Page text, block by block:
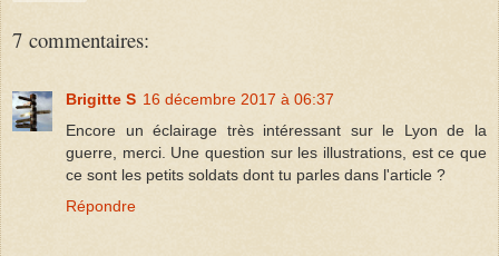
7 commentaires:
Brigitte S 16 décembre 2017 à 06:37
Encore un éclairage très intéressant sur le Lyon de la
guerre, merci. Une question sur les illustrations, est ce que
ce sont les petits soldats dont tu parles dans l'article ?
Répondre